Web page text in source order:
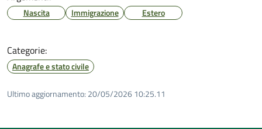
Nascita Immigrazione Estero
Categorie:
Anagrafe e stato civile
Ultimo aggiornamento: 20/05/2026 10:25.11